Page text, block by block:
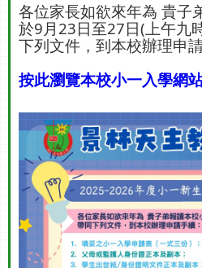
各位家長如欲來年為 貴子
於9月23日至27日(上午九
下列文件，到本校辦理申請
按此瀏覽本校小一入學網